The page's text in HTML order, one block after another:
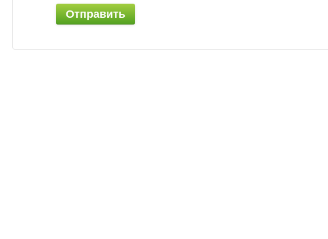
Отправить